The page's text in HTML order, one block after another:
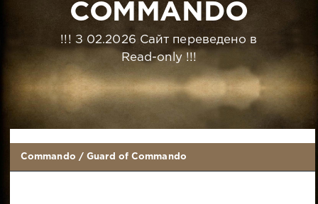
COMMANDO
!!! З 02.2026 Сайт переведено в
Read-only !!!
Commando /Guard of Commando